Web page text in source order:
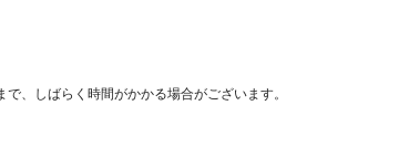
、しばらく時間がかかる場合がございます。